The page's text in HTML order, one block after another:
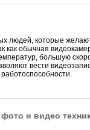
людей, которые
как обычная
большую
вести
и видео